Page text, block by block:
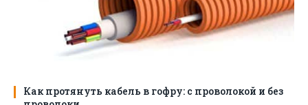
Как протянуть кабель в гофру: с проволокой и без